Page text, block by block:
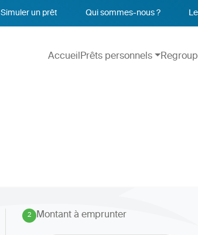
Simuler un prêt Qui sommes-nous ?
AccueilPrêts personnels
2
.
Montant à emprunter